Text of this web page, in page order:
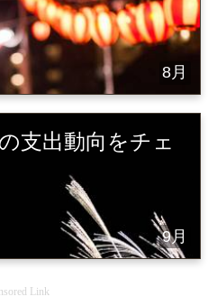
8月
支出動向をチェ
9月
Link